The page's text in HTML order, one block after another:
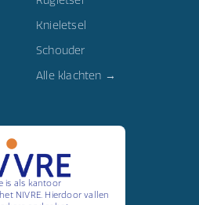
Knieletsel
Schouder
Alle klachten →
is als kantoor
NIVRE. Hierdoor vallen